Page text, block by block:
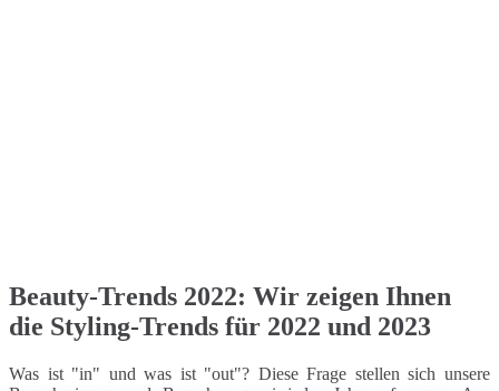
Beauty-Trends 2022: Wir zeigen Ihnen
die Styling-Trends für 2022 und 2023
Was ist "in" und was ist "out"? Diese Frage stellen sich unsere